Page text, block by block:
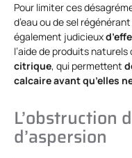
Pour limiter ces
d’eau ou de sel
également judicieux
l’aide de produits naturels
citrique, qui permettent
calcaire avant qu’elles
L’obstruction
d’aspersion